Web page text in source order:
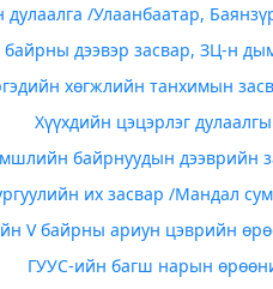
/Улаанбаатар,
дээвэр засвар, ЗЦ-н
хөгжлийн танхимын
Хүүхдийн цэцэрлэг
байрнуудын дээврийн
их засвар /Мандал
V байрны ариун цэврийн
ГУУС-ийн багш нарын